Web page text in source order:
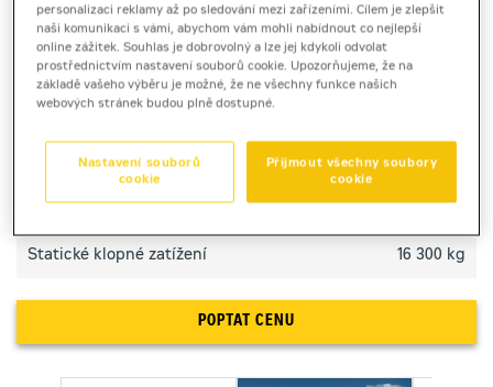
TECHNICKÉ PARAMETRY
Objem lopaty 3,6 - 4,8 m3
Statické klopné zatížení 16 300 kg
POPTAT CENU
personalizaci reklamy až po sledování mezi zařízeními. Cílem je zlepšit
naši komunikaci s vámi, abychom vám mohli nabídnout co nejlepší
online zážitek. Souhlas je dobrovolný a lze jej kdykoli odvolat
prostřednictvím nastavení souborů cookie. Upozorňujeme, že na
základě vašeho výběru je možné, že ne všechny funkce našich
webových stránek budou plně dostupné.
Přijmout všechny soubory
cookie
Nastavení souborů
cookie